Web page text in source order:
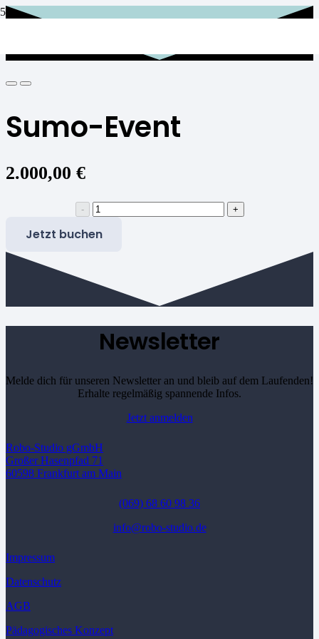
Sumo-Event
2.000,00 €
Sumo-
Event
Menge
Jetzt buchen
Newsletter
Melde dich für unseren Newsletter an und bleib auf dem Laufenden!
Erhalte regelmäßig spannende Infos.
Jetzt anmelden
Robo-Studio gGmbH
Großer Hasenpfad 71
60598 Frankfurt am Main
(069) 68 60 98 36
info@robo-studio.de
Impressum
Datenschutz
AGB
Pädagogisches Konzept